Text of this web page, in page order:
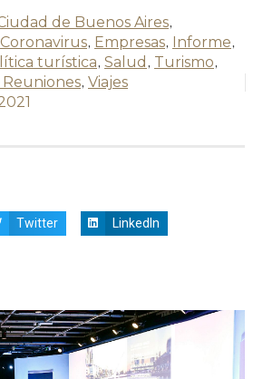
de Buenos Aires,
Coronavirus, Empresas, Informe,
turística, Salud , Turismo,
, Viajes
Twitter
LinkedIn